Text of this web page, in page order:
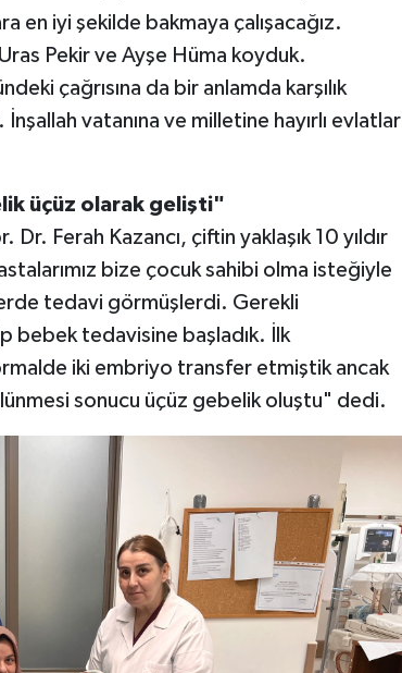
en iyi şekilde bakmaya çalışacağız.
Pekir ve Ayşe Hüma koyduk.
çağrısına da bir anlamda karşılık
vatanına ve milletine hayırlı evlatlar
üçüz olarak gelişti"
Ferah Kazancı, çiftin yaklaşık 10 yıldır
bize çocuk sahibi olma isteğiyle
tedavi görmüşlerdi. Gerekli
bebek tedavisine başladık. İlk
iki embriyo transfer etmiştik ancak
sonucu üçüz gebelik oluştu" dedi.